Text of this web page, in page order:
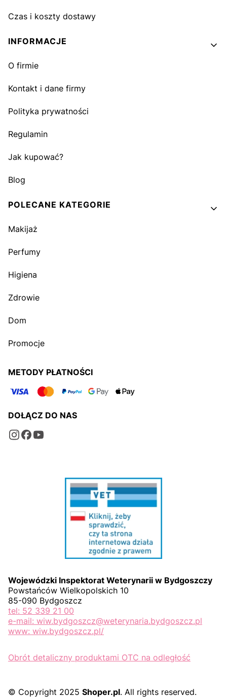
Czas i koszty dostawy
INFORMACJE
O firmie
Kontakt i dane firmy
Polityka prywatności
Regulamin
Jak kupować?
Blog
POLECANE KATEGORIE
Makijaż
Perfumy
Higiena
Zdrowie
Dom
Promocje
METODY PŁATNOŚCI
DOŁĄCZ DO NAS
Wojewódzki Inspektorat Weterynarii w Bydgoszczy
Powstańców Wielkopolskich 10
85-090 Bydgoszcz
tel: 52 339 21 00
e-mail: wiw.bydgoszcz@weterynaria.bydgoszcz.pl
www: wiw.bydgoszcz.pl/
Obrót detaliczny produktami OTC na odległość
© Copyright 2025 Shoper.pl. All rights reserved.